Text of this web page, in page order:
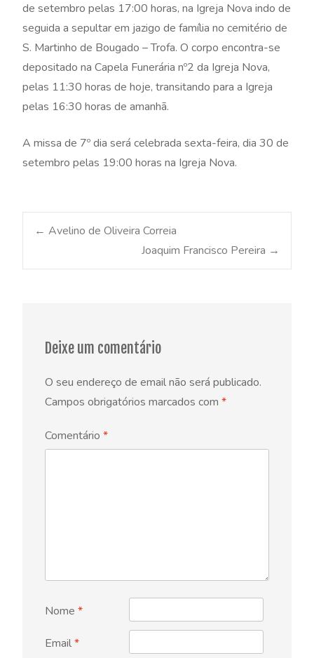
de setembro pelas 17:00 horas, na Igreja Nova indo de
seguida a sepultar em jazigo de família no cemitério de
S. Martinho de Bougado – Trofa. O corpo encontra-se
depositado na Capela Funerária nº2 da Igreja Nova,
pelas 11:30 horas de hoje, transitando para a Igreja
pelas 16:30 horas de amanhã.
A missa de 7º dia será celebrada sexta-feira, dia 30 de
setembro pelas 19:00 horas na Igreja Nova.
Post
← Avelino de Oliveira Correia
Joaquim Francisco Pereira →
Deixe um comentário
O seu endereço de email não será publicado.
Campos obrigatórios marcados com *
Comentário *
Nome *
Email*